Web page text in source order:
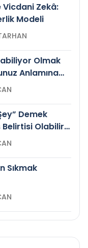
Zekâ:
Modeli
Nevzat TARHAN
Olmak
Anlamına
Demek
Belirtisi Olabilir
Sıkmak